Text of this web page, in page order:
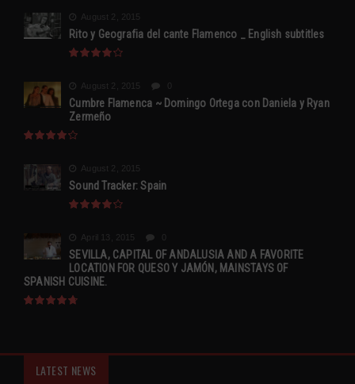
August 2, 2015
Rito y Geografia del cante Flamenco _ English subtitles
August 2, 2015
Cumbre Flamenca ~ Domingo Ortega con Daniela y Ryan
Zermeño
August 2, 2015
Sound Tracker: Spain
April 13, 2015
SEVILLA, CAPITAL OF ANDALUSIA AND A FAVORITE
LOCATION FOR QUESO Y JAMÓN, MAINSTAYS OF
SPANISH CUISINE.
LATEST NEWS